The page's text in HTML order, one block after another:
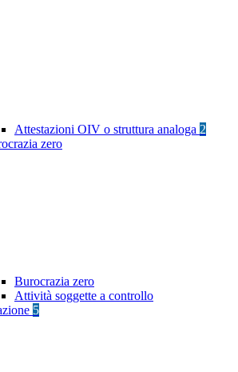
Attestazioni OIV o struttura analoga 2
zero
Burocrazia zero
Attività soggette a controllo
5